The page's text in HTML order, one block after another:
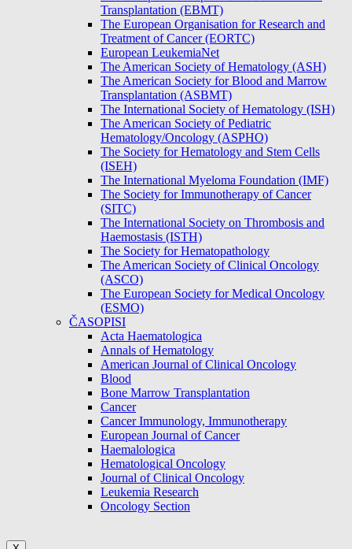
Transplantation (EBMT)
The European Organisation for Research and
Treatment of Cancer (EORTC)
European LeukemiaNet
The American Society of Hematology (ASH)
The American Society for Blood and Marrow
Transplantation (ASBMT)
The International Society of Hematology (ISH)
The American Society of Pediatric
Hematology/Oncology (ASPHO)
The Society for Hematology and Stem Cells
(ISEH)
The International Myeloma Foundation (IMF)
The Society for Immunotherapy of Cancer
(SITC)
The International Society on Thrombosis and
Haemostasis (ISTH)
The Society for Hematopathology
The American Society of Clinical Oncology
(ASCO)
The European Society for Medical Oncology
(ESMO)
ČASOPISI
Acta Haematologica
Annals of Hematology
American Journal of Clinical Oncology
Blood
Bone Marrow Transplantation
Cancer
Cancer Immunology, Immunotherapy
European Journal of Cancer
Haemalologica
Hematological Oncology
Journal of Clinical Oncology
Leukemia Research
Oncology Section